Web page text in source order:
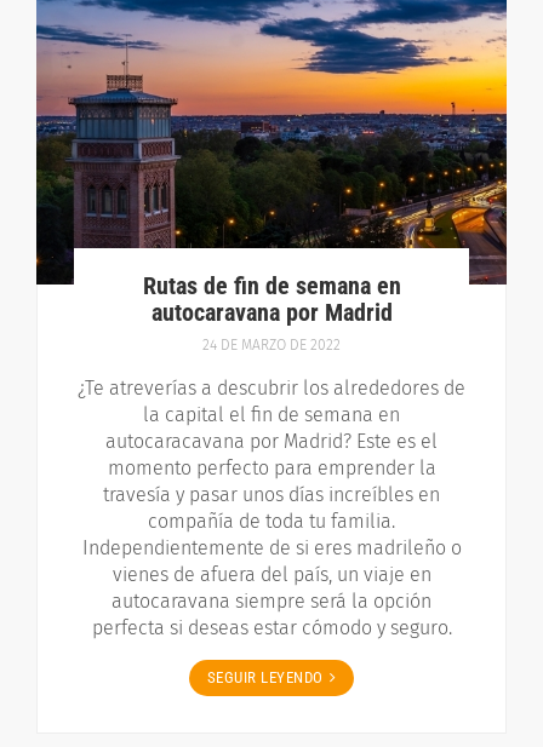
Rutas de fin de semana en
autocaravana por Madrid
24 DE MARZO DE 2022
¿Te atreverías a descubrir los alrededores de
la capital el fin de semana en
autocaracavana por Madrid? Este es el
momento perfecto para emprender la
travesía y pasar unos días increíbles en
compañía de toda tu familia.
Independientemente de si eres madrileño o
vienes de afuera del país, un viaje en
autocaravana siempre será la opción
perfecta si deseas estar cómodo y seguro.
SEGUIR LEYENDO